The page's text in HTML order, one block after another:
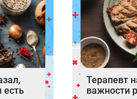
есть
Терапевт
важности